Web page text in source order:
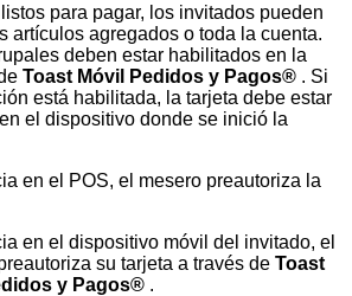
para pagar, los invitados pueden
artículos agregados o toda la cuenta.
deben estar habilitados en la
Toast Móvil Pedidos y Pagos® . Si
está habilitada, la tarjeta debe estar
el dispositivo donde se inició la
en el POS, el mesero preautoriza la
en el dispositivo móvil del invitado, el
su tarjeta a través de Toast
y Pagos® .